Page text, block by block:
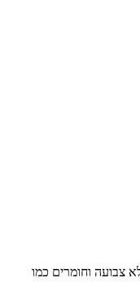
צבועה וחומרים כמו